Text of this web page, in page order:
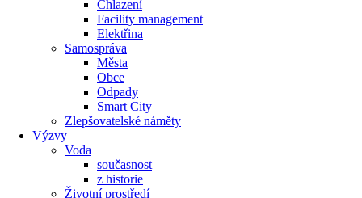
Chlazení
Facility management
Elektřina
Samospráva
Města
Obce
Odpady
Smart City
Zlepšovatelské náměty
Výzvy
Voda
současnost
z historie
Životní prostředí